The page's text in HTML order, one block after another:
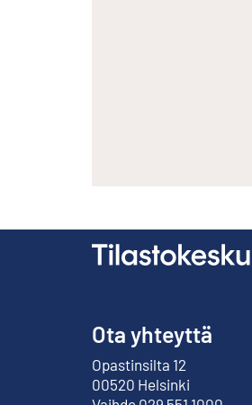
Ota yhteyttä
Opastinsilta 12
00520 Helsinki
Ulkoinen linkki